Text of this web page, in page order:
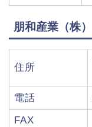
朋和産業（株）
住所
電話
FAX